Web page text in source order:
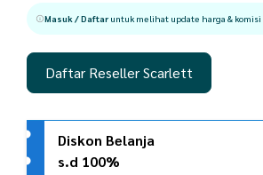
Masuk / Daftaruntuk melihat update harga & komisi
Daftar Reseller Scarlett
Diskon Belanja
s.d 100%